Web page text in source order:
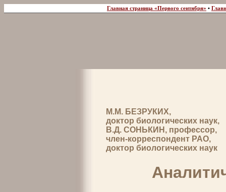
Главная страница «Первого сентября» •
М.М. БЕЗРУКИХ,
доктор биологических наук,
В.Д. СОНЬКИН, профессор,
член-корреспондент РАО,
доктор биологических наук